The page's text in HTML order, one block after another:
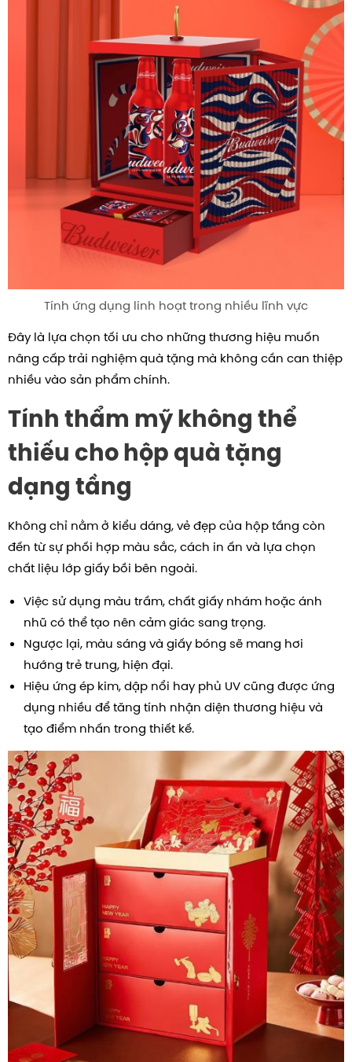
Tính ứng dụng linh hoạt trong nhiều lĩnh vực
Đây là lựa chọn tối ưu cho những thương hiệu muốn
nâng cấp trải nghiệm quà tặng mà không cần can thiệp
nhiều vào sản phẩm chính.
Tính thẩm mỹ không thể
thiếu cho hộp quà tặng
dạng tầng
Không chỉ nằm ở kiểu dáng, vẻ đẹp của hộp tầng còn
đến từ sự phối hợp màu sắc, cách in ấn và lựa chọn
chất liệu lớp giấy bồi bên ngoài.
Việc sử dụng màu trầm, chất giấy nhám hoặc ánh
nhũ có thể tạo nên cảm giác sang trọng.
Ngược lại, màu sáng và giấy bóng sẽ mang hơi
hướng trẻ trung, hiện đại.
Hiệu ứng ép kim, dập nổi hay phủ UV cũng được ứng
dụng nhiều để tăng tính nhận diện thương hiệu và
tạo điểm nhấn trong thiết kế.